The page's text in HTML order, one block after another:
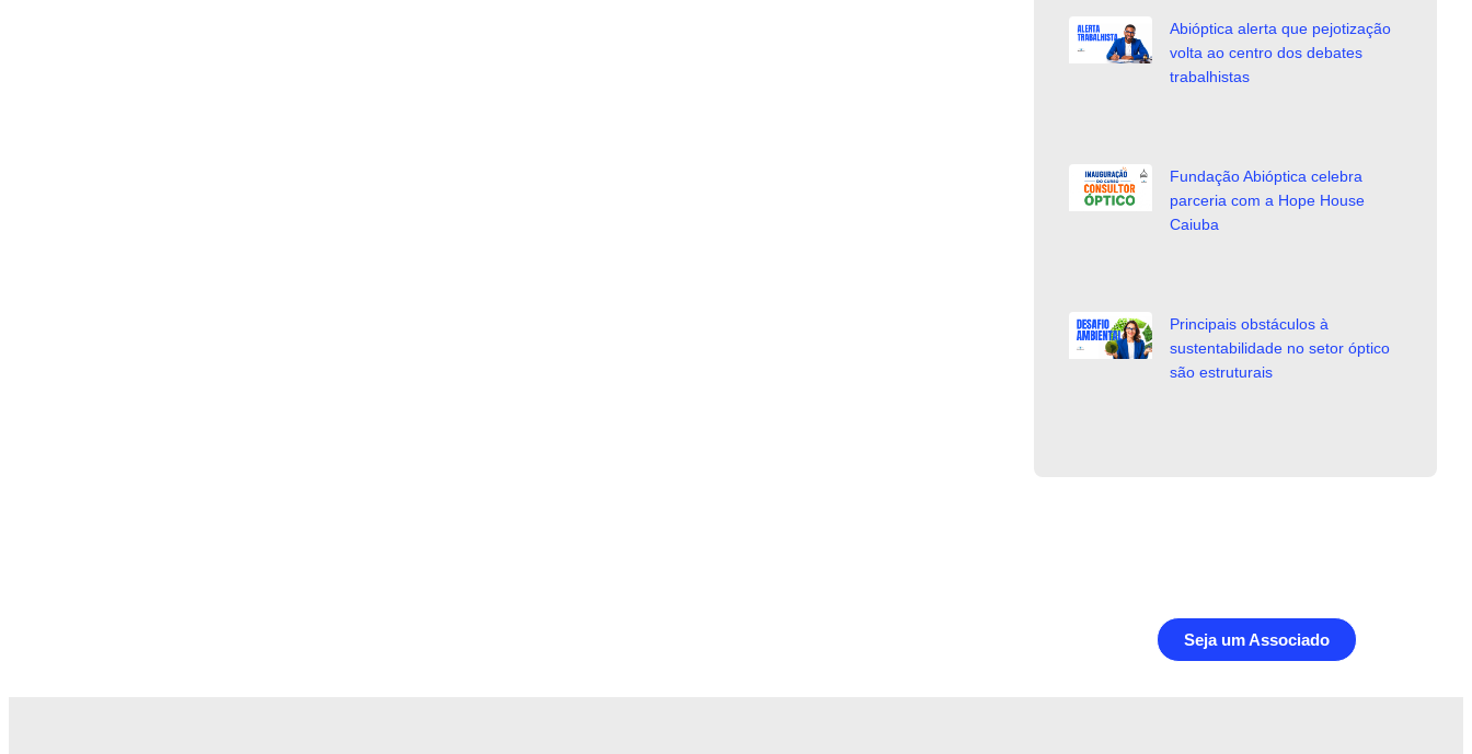
Abióptica alerta que pejotização
volta ao centro dos debates
trabalhistas
Fundação Abióptica celebra
parceria com a Hope House
Caiuba
Principais obstáculos à
sustentabilidade no setor óptico
são estruturais
Seja um Associado